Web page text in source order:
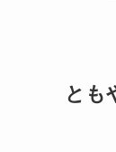
とも